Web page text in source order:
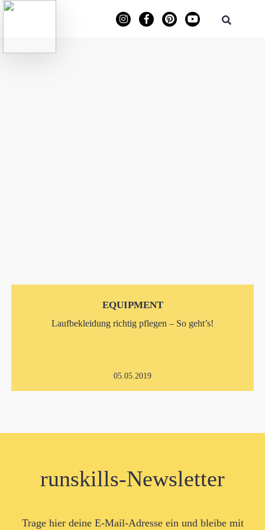
EQUIPMENT
Laufbekleidung richtig pflegen – So geht’s!
05.05.2019
runskills-Newsletter
Trage hier deine E-Mail-Adresse ein und bleibe mit